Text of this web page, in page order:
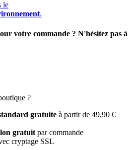
le
.
votre commande ? N'hésitez pas à
?
gratuite à partir de 49,90 €
gratuit par commande
cryptage SSL